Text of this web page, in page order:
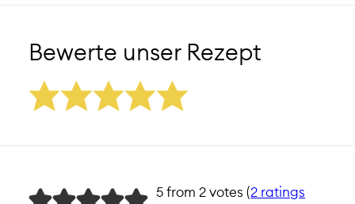
Bewerte unser Rezept
5 from 2 votes (2 ratings